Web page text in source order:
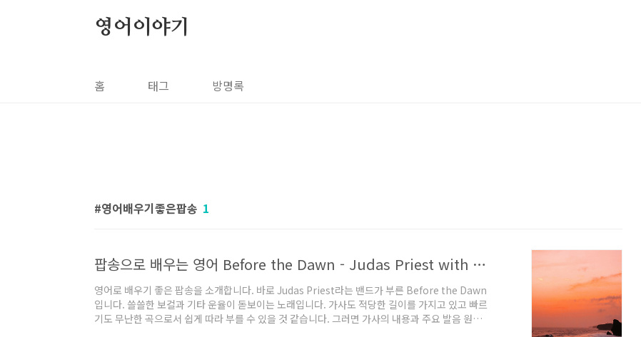
영어이야기
홈 태그 방명록
영어배우기좋은팝송 1
팝송으로 배우는 영어 Before the Dawn - Judas Priest with 가사 해석 우리말 발음 원리
영어로 배우기 좋은 팝송을 소개합니다. 바로 Judas Priest라는 밴드가 부른 Before the Dawn
입니다. 쓸쓸한 보컬과 기타 운율이 돋보이는 노래입니다. 가사도 적당한 길이를 가지고 있고 빠르
기도 무난한 곡으로서 쉽게 따라 부를 수 있을 것 같습니다. 그러면 가사의 내용과 주요 발음 원리